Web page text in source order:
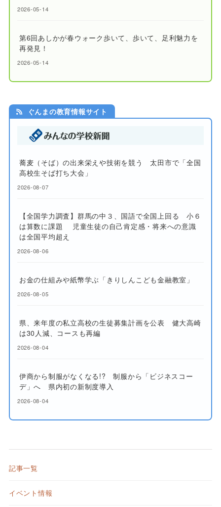
2026-05-14
第6回あしかが春ウォーク歩いて、歩いて、足利魅力を
再発見！
2026-05-14
ぐんまの教育情報サイト
蕎麦（そば）の出来栄えや技術を競う 太田市で「全国
高校生そば打ち大会」
2026-08-07
【全国学力調査】群馬の中３、国語で全国上回る 小６
は算数に課題 児童生徒の自己肯定感・将来への意識
は全国平均超え
2026-08-06
お金の仕組みや紙幣学ぶ「きりしんこども金融教室」
2026-08-05
県、来年度の私立高校の生徒募集計画を公表 健大高崎
は30人減、コースも再編
2026-08-04
伊商から制服がなくなる!? 制服から「ビジネスコー
デ」へ 県内初の新制度導入
2026-08-04
記事一覧
イベント情報